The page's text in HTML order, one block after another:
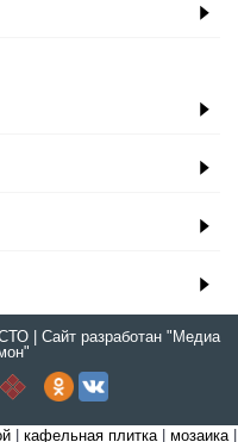
| Сайт разработан "Медиа
| кафельная плитка| мозаика|